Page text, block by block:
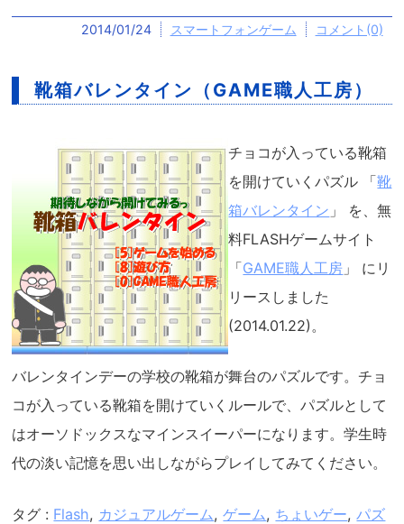
2014/01/24 スマートフォンゲーム コメント(0)
靴箱バレンタイン（GAME職人工房）
チョコが入っている靴箱
を開けていくパズル 「靴
箱バレンタイン 」 を、無
料FLASHゲームサイト
「GAME職人工房 」 にリ
リースしました
(2014.01.22)。
バレンタインデーの学校の靴箱が舞台のパズルです。チョ
コが入っている靴箱を開けていくルールで、パズルとして
はオーソドックスなマインスイーパーになります。学生時
代の淡い記憶を思い出しながらプレイしてみてください。
タグ : Flash, カジュアルゲーム,ゲーム, ちょいゲー,パズ